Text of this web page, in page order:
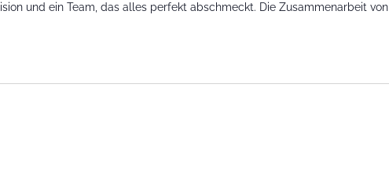
und ein Team, das alles perfekt abschmeckt. Die Zusammenarbeit von